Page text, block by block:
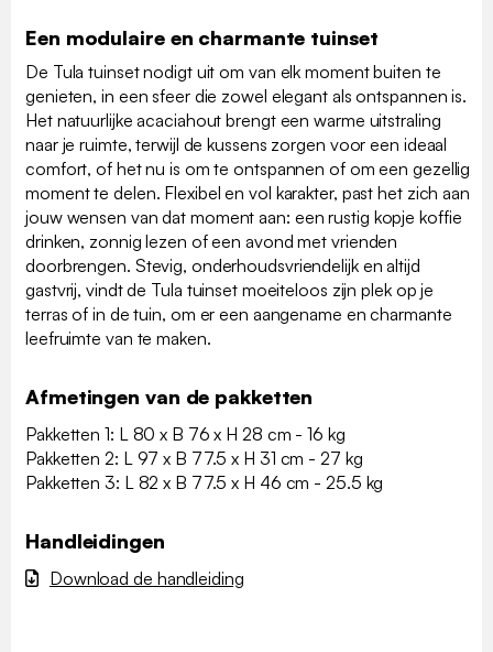
Een modulaire en charmante tuinset
De Tula tuinset nodigt uit om van elk moment buiten te
genieten, in een sfeer die zowel elegant als ontspannen is.
Het natuurlijke acaciahout brengt een warme uitstraling
naar je ruimte, terwijl de kussens zorgen voor een ideaal
comfort, of het nu is om te ontspannen of om een gezellig
moment te delen. Flexibel en vol karakter, past het zich aan
jouw wensen van dat moment aan: een rustig kopje koffie
drinken, zonnig lezen of een avond met vrienden
doorbrengen. Stevig, onderhoudsvriendelijk en altijd
gastvrij, vindt de Tula tuinset moeiteloos zijn plek op je
terras of in de tuin, om er een aangename en charmante
leefruimte van te maken.
Afmetingen van de pakketten
Pakketten 1: L 80 x B 76 x H 28 cm - 16 kg
Pakketten 2: L 97 x B 77.5 x H 31 cm - 27 kg
Pakketten 3: L 82 x B 77.5 x H 46 cm - 25.5 kg
Handleidingen
Download de handleiding